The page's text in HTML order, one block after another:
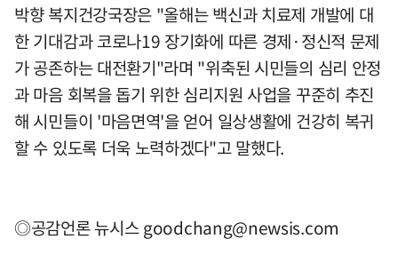
박향 복지건강국장은 "올해는 백신과 치료제 개발에 대
한 기대감과 코로나19 장기화에 따른 경제·정신적 문제
가 공존하는 대전환기"라며 "위축된 시민들의 심리 안정
과 마음 회복을 돕기 위한 심리지원 사업을 꾸준히 추진
해 시민들이 '마음면역'을 얻어 일상생활에 건강히 복귀
할 수 있도록 더욱 노력하겠다"고 말했다.
◎공감언론 뉴시스goodchang@newsis.com